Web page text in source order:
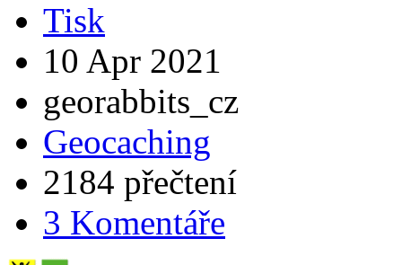
Tisk
10 Apr 2021
georabbits_cz
Geocaching
2184 přečtení
3 Komentáře